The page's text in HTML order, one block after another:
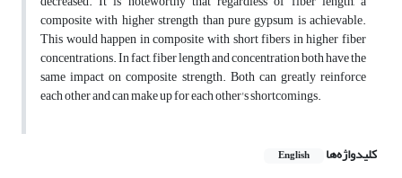
composite with higher strength than pure gypsum is achievable.
This would happen in composite with short fibers in higher fiber
concentrations. In fact, fiber length and concentration both have the
same impact on composite strength. Both can greatly reinforce
each other and can make up for each other's shortcomings.
کلیدواژه‌ها English